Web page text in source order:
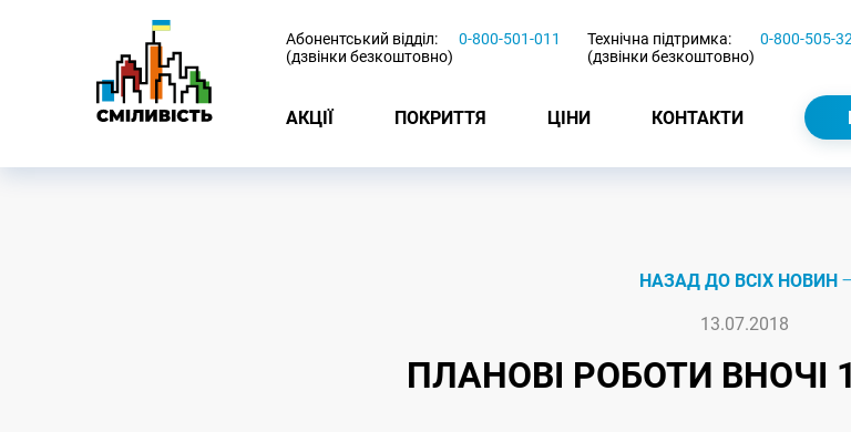
Абонентський відділ:
(дзвінки безкоштовно)
0-800-501-011
Технічна підтримка:
(дзвінки безкоштовно)
0-800-505-
АКЦІЇ ПОКРИТТЯ ЦІНИ КОНТАКТИ
НАЗАД ДО ВСІХ НОВИН
13.07.2018
ПЛАНОВІ РОБОТИ ВНОЧІ